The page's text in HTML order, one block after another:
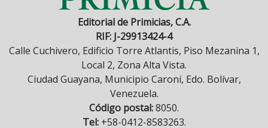
Editorial de Primicias, C.A.
RIF: J-29913424-4
Calle Cuchivero, Edificio Torre Atlantis, Piso Mezanina 1,
Local 2, Zona Alta Vista.
Ciudad Guayana, Municipio Caroní, Edo. Bolívar,
Venezuela.
Código postal:8050.
Tel:+58-0412-8583263.